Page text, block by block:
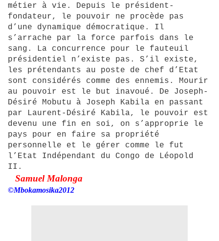
métier à vie. Depuis le président-
fondateur, le pouvoir ne procède pas
d’une dynamique démocratique. Il
s’arrache par la force parfois dans le
sang. La concurrence pour le fauteuil
présidentiel n’existe pas. S’il existe,
les prétendants au poste de chef d’Etat
sont considérés comme des ennemis. Mourir
au pouvoir est le but inavoué. De Joseph-
Désiré Mobutu à Joseph Kabila en passant
par Laurent-Désiré Kabila, le pouvoir est
devenu une fin en soi, on s’approprie le
pays pour en faire sa propriété
personnelle et le gérer comme le fut
l’Etat Indépendant du Congo de Léopold
II.
Samuel Malonga
©Mbokamosika2012